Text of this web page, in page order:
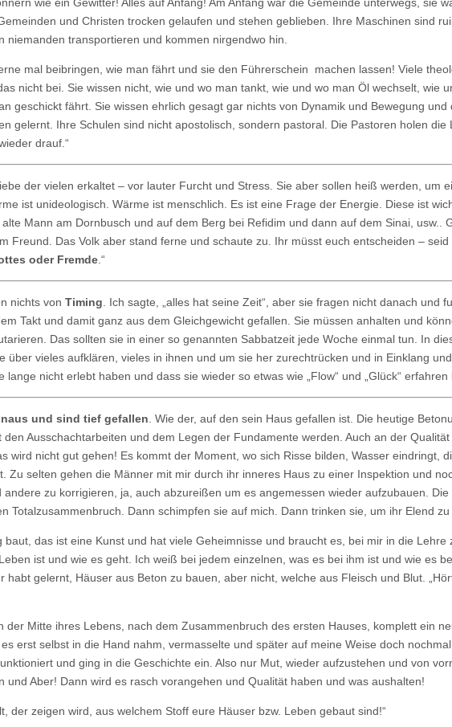
und Christen trocken gelaufen und stehen geblieben. Ihre Maschinen sind
niemanden transportieren und kommen nirgendwo hin.
mal beibringen, wie man fährt und sie den Führerschein machen lassen! Viele
nicht bei. Sie wissen nicht, wie und wo man tankt, wie und wo man Öl wechselt, wie
geschickt fährt. Sie wissen ehrlich gesagt gar nichts von Dynamik und Bewegung und
gelernt. Ihre Schulen sind nicht apostolisch, sondern pastoral. Die Pastoren holen die
drauf.“
der vielen erkaltet – vor lauter Furcht und Stress. Sie aber sollen heiß werden, um
ist unideologisch. Wärme ist menschlich. Es ist eine Frage der Energie. Diese ist
Mann am Dornbusch und auf dem Berg bei Refidim und dann auf dem Sinai, usw..
Freund. Das Volk aber stand ferne und schaute zu. Ihr müsst euch entscheiden –
oder Fremde .“
nichts von Timing . Ich sagte, „alles hat seine Zeit“, aber sie fragen nicht danach und
Takt und damit ganz aus dem Gleichgewicht gefallen. Sie müssen anhalten und
Das sollten sie in einer so genannten Sabbatzeit jede Woche einmal tun. In
über vieles aufklären, vieles in ihnen und um sie her zurechtrücken und in Einklang
nicht erlebt haben und dass sie wieder so etwas wie „Flow“ und „Glück“ erfahren
und sind tief gefallen . Wie der, auf den sein Haus gefallen ist. Die heutige
Ausschachtarbeiten und dem Legen der Fundamente werden. Auch an der
wird nicht gut gehen! Es kommt der Moment, wo sich Risse bilden, Wasser eindringt,
Zu selten gehen die Männer mit mir durch ihr inneres Haus zu einer Inspektion und
zu korrigieren, ja, auch abzureißen um es angemessen wieder aufzubauen. Die
Totalzusammenbruch. Dann schimpfen sie auf mich. Dann trinken sie, um ihr Elend zu
das ist eine Kunst und hat viele Geheimnisse und braucht es, bei mir in die Lehre
ist und wie es geht. Ich weiß bei jedem einzelnen, was es bei ihm ist und wie es
habt gelernt, Häuser aus Beton zu bauen, aber nicht, welche aus Fleisch und Blut.
der Mitte ihres Lebens, nach dem Zusammenbruch des ersten Hauses, komplett ein
erst selbst in die Hand nahm, vermasselte und später auf meine Weise doch
und ging in die Geschichte ein. Also nur Mut, wieder aufzustehen und von
und Aber! Dann wird es rasch vorangehen und Qualität haben und was aushalten!
der zeigen wird, aus welchem Stoff eure Häuser bzw. Leben gebaut sind!“